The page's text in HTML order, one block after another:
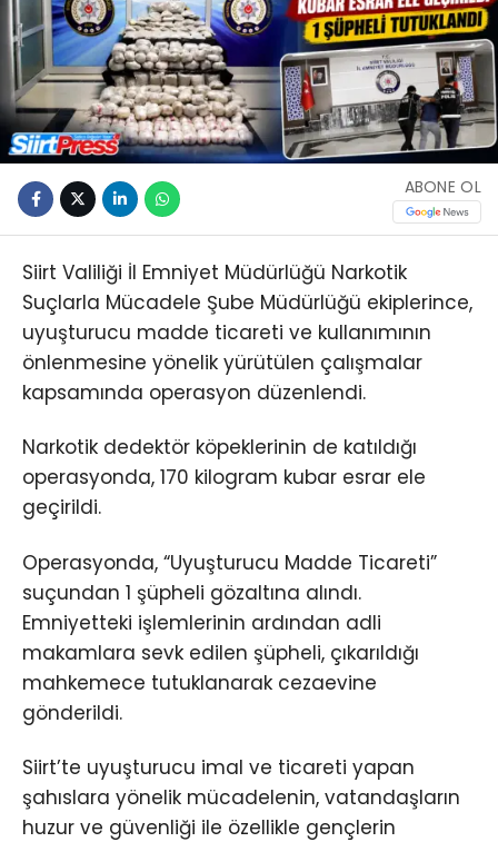
ABONE OL
Siirt Valiliği İl Emniyet Müdürlüğü Narkotik
Suçlarla Mücadele Şube Müdürlüğü ekiplerince,
uyuşturucu madde ticareti ve kullanımının
önlenmesine yönelik yürütülen çalışmalar
kapsamında operasyon düzenlendi.
Narkotik dedektör köpeklerinin de katıldığı
operasyonda, 170 kilogram kubar esrar ele
geçirildi.
Operasyonda, “Uyuşturucu Madde Ticareti”
suçundan 1 şüpheli gözaltına alındı.
Emniyetteki işlemlerinin ardından adli
makamlara sevk edilen şüpheli, çıkarıldığı
mahkemece tutuklanarak cezaevine
gönderildi.
Siirt’te uyuşturucu imal ve ticareti yapan
şahıslara yönelik mücadelenin, vatandaşların
huzur ve güvenliği ile özellikle gençlerin